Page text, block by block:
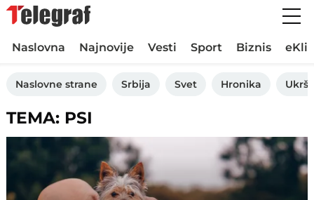
Naslovna Najnovije Vesti Sport Biznis
Naslovne strane Srbija Svet Hronika
TEMA: PSI